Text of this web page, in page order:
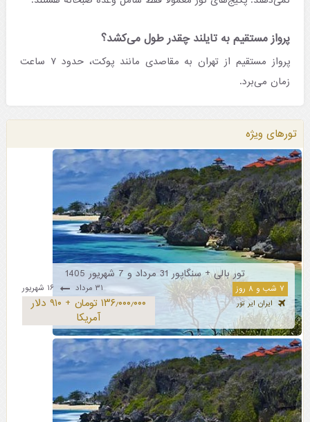
پرواز مستقیم به تایلند چقدر طول می‌کشد؟
پرواز مستقیم از تهران به مقاصدی مانند پوکت، حدود ۷ ساعت
زمان می‌برد.
تورهای ویژه
تور بالی + سنگاپور 31 مرداد و 7 شهریور 1405
۷ شب و ۸ روز ۳۱ مرداد ۱۶ شهریور
ایران ایر تور
۱۳۶٫۰۰۰٫۰۰۰ تومان + ۹۱۰ دلار
آمریکا